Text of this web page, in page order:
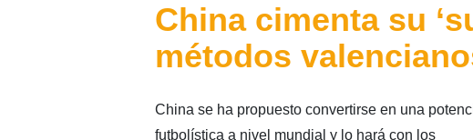
China cimenta su
métodos
China se ha propuesto convertirse en una
futbolística a nivel mundial y lo hará con los